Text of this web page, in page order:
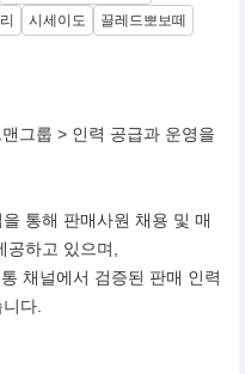
시세이도
끌레드뽀보떼
그룹 > 인력 공급과 운영을
통해 판매사원 채용 및 매
공하고 있으며,
채널에서 검증된 판매 인력
다.